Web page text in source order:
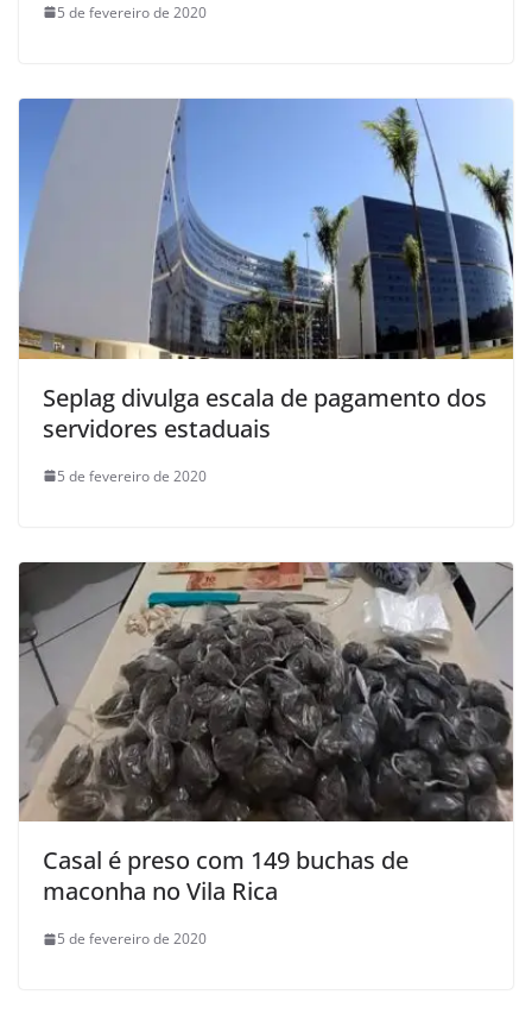
5 de fevereiro de 2020
Seplag divulga escala de pagamento dos
servidores estaduais
5 de fevereiro de 2020
Casal é preso com 149 buchas de
maconha no Vila Rica
5 de fevereiro de 2020